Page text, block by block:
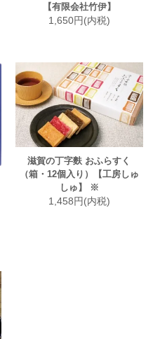
【有限会社竹伊】
1,650円(内税)
滋賀の丁字麩 おふらすく
（箱・12個入り）【工房しゅ
しゅ】 ※
1,458円(内税)